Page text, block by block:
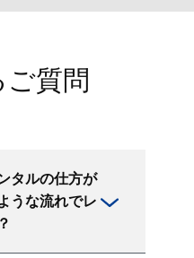
質問
タルの仕方が
うな流れでレ